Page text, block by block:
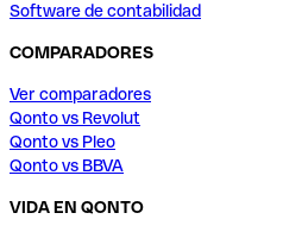
Software de contabilidad
COMPARADORES
Ver comparadores
Qonto vs Revolut
Qonto vs Pleo
Qonto vs BBVA
VIDA EN QONTO